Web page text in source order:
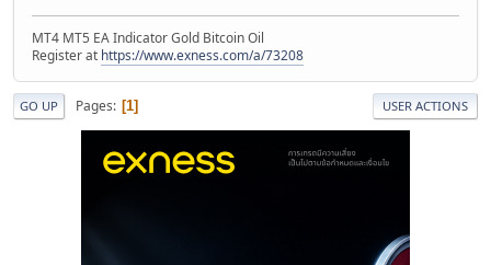
MT4 MT5 EA Indicator Gold Bitcoin Oil
Register at https://www.exness.com/a/73208
GO UP Pages 1 USER ACTIONS